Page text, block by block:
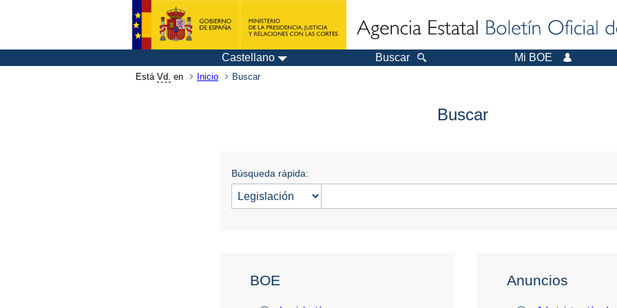
Castellano Buscar Mi BOE
Está Vd. en Inicio Buscar
Buscar
Búsqueda rápida:
BOE Anuncios